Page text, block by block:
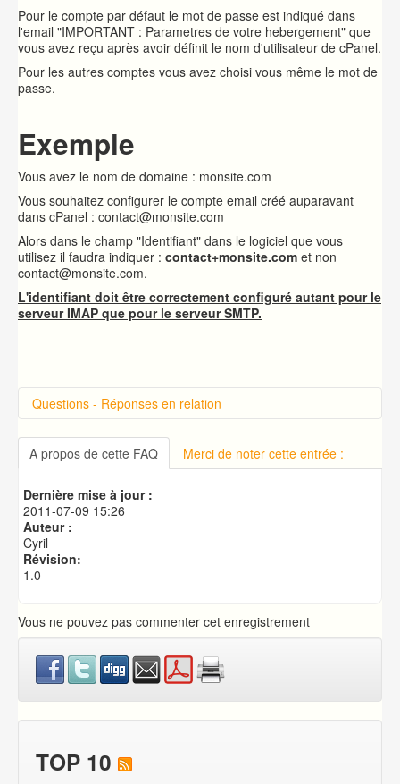
Pour le compte par défaut le mot de passe est indiqué dans
l'email "IMPORTANT : Parametres de votre hebergement" que
vous avez reçu après avoir définit le nom d'utilisateur de cPanel.
Pour les autres comptes vous avez choisi vous même le mot de
passe.
Exemple
Vous avez le nom de domaine : monsite.com
Vous souhaitez configurer le compte email créé auparavant
dans cPanel : contact@monsite.com
Alors dans le champ "Identifiant" dans le logiciel que vous
utilisez il faudra indiquer : contact+monsite.com et non
contact@monsite.com.
L'identifiant doit être correctement configuré autant pour le
serveur IMAP que pour le serveur SMTP.
Questions - Réponses en relation
Introduction sur cPanel
Connexion à cPanel
Changer le mot de passe d'accès à cPanel
Créer une base de données MySQL
A propos de cette FAQ Merci de noter cette entrée :
Dernière mise à jour :
2011-07-09 15:26
Auteur :
Cyril
Révision:
1.0
Vous ne pouvez pas commenter cet enregistrement
TOP 10